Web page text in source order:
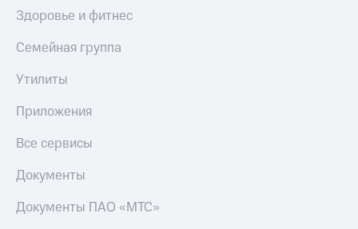
Здоровье и фитнес
Семейная группа
Утилиты
Приложения
Все сервисы
Документы
Документы ПАО «МТС»